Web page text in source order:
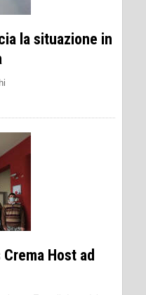
la situazione in
Host ad